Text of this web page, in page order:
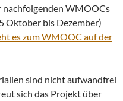
nachfolgenden WMOOCs
Oktober bis Dezember)
es zum WMOOC auf der
sind nicht aufwandfrei
sich das Projekt über